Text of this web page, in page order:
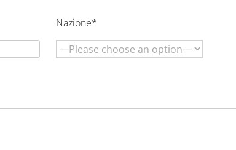
Nazione*